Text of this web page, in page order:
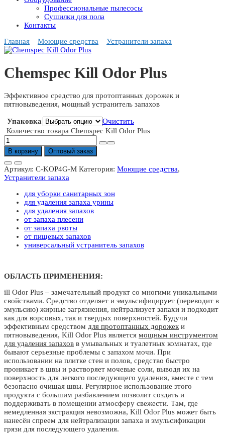
Профессиональные пылесосы
Сушилки для пола
Контакты
Главная
Моющие средства Устранители запаха
Chemspec Kill Odor Plus
Эффективное средство для протоптанных дорожек и
пятновыведения, мощный устранитель запахов
Упаковка
Очистить
Количество товара Chemspec Kill Odor Plus
В корзину Оптовый заказ
Артикул: C-KOP4G-M Категория: Моющие средства,
Устранители запаха
для уборки санитарных зон
для удаления запаха урины
для удаления запахов
от запаха плесени
от запаха рвоты
от пищевых запахов
универсальный устранитель запахов
ОБЛАСТЬ ПРИМЕНЕНИЯ:
ill Odor Plus – замечательный продукт со многими уникальными
свойствами. Средство отделяет и эмульсифицирует (переводит в
эмульсию) жирные загрязнения, нейтрализует запахи и подходит
как для ворсовых, так и твердых поверхностей. Будучи
эффективным средством для протоптанных дорожек и
пятновыведения, Kill Odor Plus является мощным инструментом
для удаления запахов в умывальных и туалетных комнатах, где
бывают серьезные проблемы с запахом мочи. При
использовании на плитке стен и полов, средство быстро
проникает в швы и растворяет мочевые соли, выводя их на
поверхность для легкого последующего удаления, вместе с тем
безопасно очищая швы. Регулярное использование этого
продукта с большим разбавлением позволит создать и
поддерживать в помещении атмосферу свежести. Там, где
немедленная экстракция невозможна, Kill Odor Plus может быть
нанесён спреем для нейтрализации запаха и эмульсификации
грязи для последующего удаления.